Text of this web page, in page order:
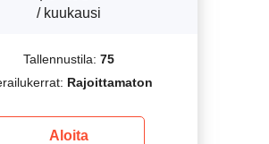
/ kuukausi
Tallennustila: 75
Rajoittamaton
Aloita